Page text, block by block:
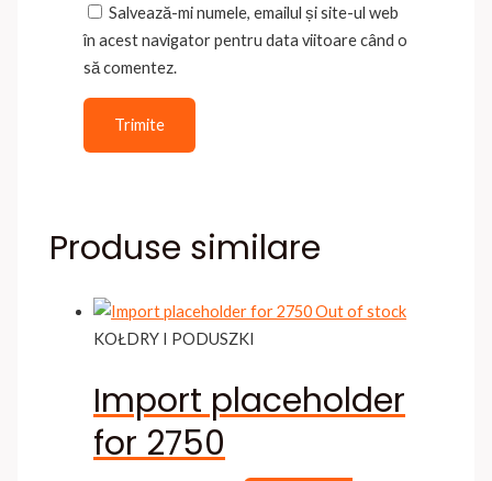
Salvează-mi numele, emailul și site-ul web
în acest navigator pentru data viitoare când o
să comentez.
Produse similare
Out of stock
KOŁDRY I PODUSZKI
Import placeholder
for 2750